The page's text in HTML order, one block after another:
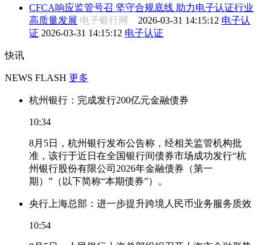
CFCA响应监管号召 坚守合规底线 助力电子认证行业
高质量发展 电子银行网 2026-03-31 14:15:12 电子认
证 2026-03-31 14:15:12 电子认证
快讯
NEWS FLASH 更多
杭州银行：完成发行200亿元金融债券
10:34
8月5日，杭州银行发布公告称，经相关监管机构批
准，该行于近日在全国银行间债券市场成功发行“杭
州银行股份有限公司2026年金融债券（第一
期）”（以下简称“本期债券”）。
央行上海总部：进一步提升跨境人民币业务服务质效
10:54